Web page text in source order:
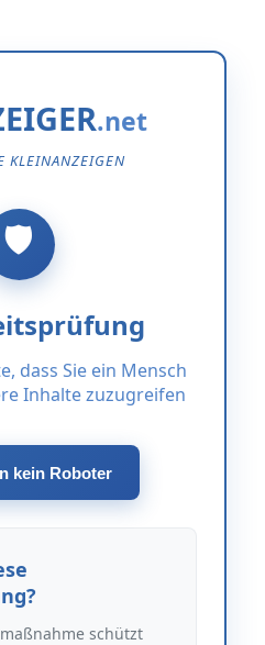
KLEINANZEIGEN
dass Sie ein Mensch
Inhalte zuzugreifen
kein Roboter
schützt